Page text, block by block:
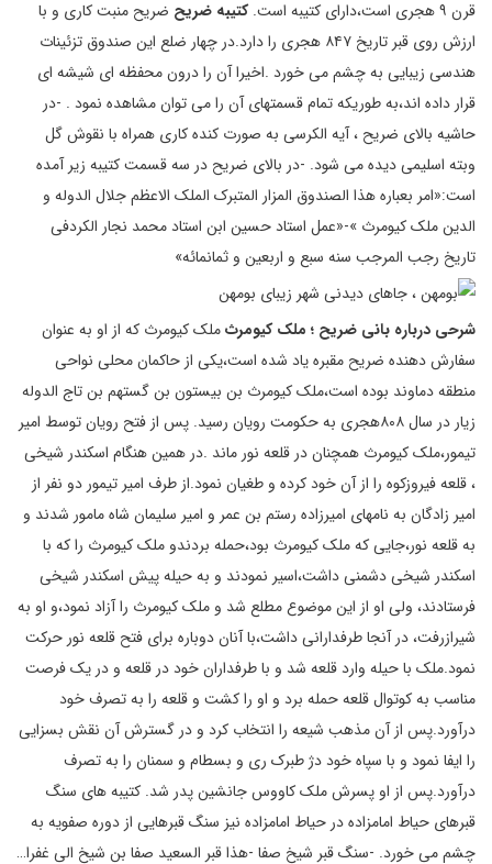
قرن ۹ هجری است،دارای کتیبه است.
کتیبه ضریح ضریح منبت کاری و با
ارزش روی قبر تاریخ ۸۴۷ هجری را دارد.در چهار ضلع این صندوق تزئینات
هندسی زیبایی به چشم می خورد .اخیرا آن را درون محفظه ای شیشه ای
قرار داده اند،به طوریکه تمام قسمتهای آن را می توان مشاهده نمود . -در
حاشیه بالای ضریح ، آیه الکرسی به صورت کنده کاری همراه با نقوش گل
وبته اسلیمی دیده می شود. -در بالای ضریح در سه قسمت کتیبه زیر آمده
است:«امر بعباره هذا الصندوق المزار المتبرک الملک الاعظم جلال الدوله و
الدین ملک کیومرث »-«عمل استاد حسین ابن استاد محمد نجار الکردفی
تاریخ رجب المرجب سنه سبع و اربعین و ثمانمائه»
شرحی درباره بانی ضریح ؛ ملک کیومرثملک کیومرث که از او به عنوان
سفارش دهنده ضریح مقبره یاد شده است،یکی از حاکمان محلی نواحی
منطقه دماوند بوده است،ملک کیومرث بن بیستون بن گستهم بن تاج الدوله
زیار در سال ۸۰۸هجری به حکومت رویان رسید. پس از فتح رویان توسط امیر
تیمور،ملک کیومرث همچنان در قلعه نور ماند .در همین هنگام اسکندر شیخی
، قلعه فیروزکوه را از آن خود کرده و طغیان نمود.از طرف امیر تیمور دو نفر از
امیر زادگان به نامهای امیرزاده رستم بن عمر و امیر سلیمان شاه مامور شدند و
به قلعه نور،جایی که ملک کیومرث بود،حمله بردندو ملک کیومرث را که با
اسکندر شیخی دشمنی داشت،اسیر نمودند و به حیله پیش اسکندر شیخی
فرستادند، ولی او از این موضوع مطلع شد و ملک کیومرث را آزاد نمود،و او به
شیرازرفت، در آنجا طرفدارانی داشت،با آنان دوباره برای فتح قلعه نور حرکت
نمود.ملک با حیله وارد قلعه شد و با طرفداران خود در قلعه و در یک فرصت
مناسب به کوتوال قلعه حمله برد و او را کشت و قلعه را به تصرف خود
درآورد.پس از آن مذهب شیعه را انتخاب کرد و در گسترش آن نقش بسزایی
را ایفا نمود و با سپاه خود دژ طبرک ری و بسطام و سمنان را به تصرف
درآورد.پس از او پسرش ملک کاووس جانشین پدر شد. کتیبه های سنگ
قبرهای حیاط امامزاده در حیاط امامزاده نیز سنگ قبرهایی از دوره صفویه به
چشم می خورد. -سنگ قبر شیخ صفا -هذا قبر السعید صفا بن شیخ الی غفرا…